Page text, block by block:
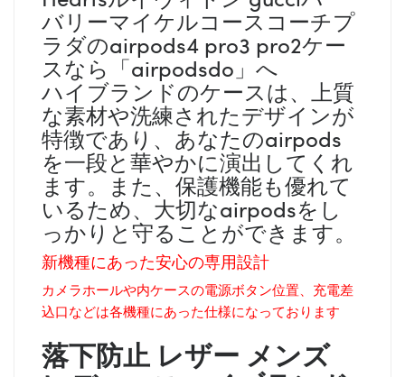
バリーマイケルコースコーチプ
ラダのairpods4 pro3 pro2ケー
スなら「airpodsdo」へ
ハイブランドのケースは、上質
な素材や洗練されたデザインが
特徴であり、あなたのairpods
を一段と華やかに演出してくれ
ます。また、保護機能も優れて
いるため、大切なairpodsをし
っかりと守ることができます。
新機種にあった安心の専用設計
カメラホールや内ケースの電源ボタン位置、充電差
込口などは各機種にあった仕様になっております
落下防止 レザー メンズ